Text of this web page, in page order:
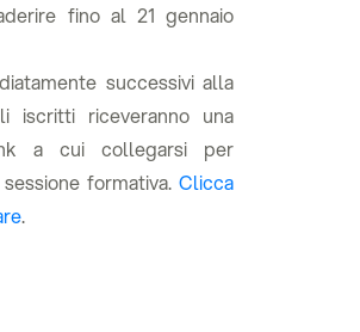
fino al 21 gennaio
successivi alla
iscritti riceveranno una
a cui collegarsi per
formativa. Clicca
.